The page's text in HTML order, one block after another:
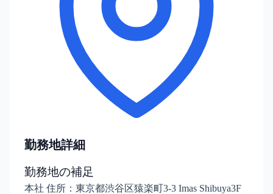
勤務地詳細
勤務地の補足
本社 住所：東京都渋谷区猿楽町3-3 Imas Shibuya3F